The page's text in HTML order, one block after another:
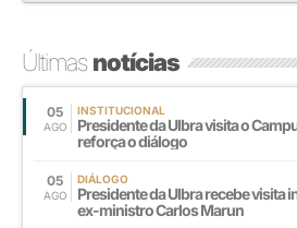
Últimasnotícias
05
AGO
INSTITUCIONAL
Presidente da Ulbra visita o
reforça o diálogo
05
AGO
DIÁLOGO
Presidente da Ulbra recebe visita
ex-ministro Carlos Marun